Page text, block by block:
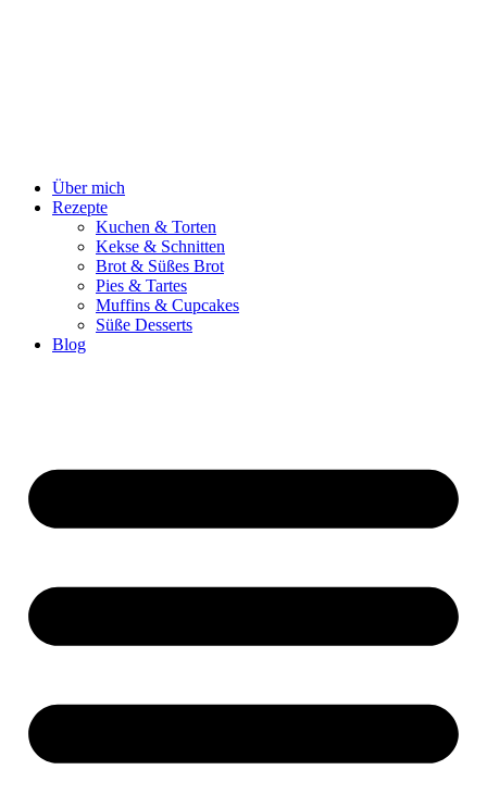
Über mich
Rezepte
Kuchen & Torten
Kekse & Schnitten
Brot & Süßes Brot
Pies & Tartes
Muffins & Cupcakes
Süße Desserts
Blog